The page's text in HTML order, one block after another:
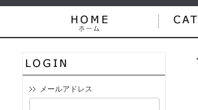
メールアドレス